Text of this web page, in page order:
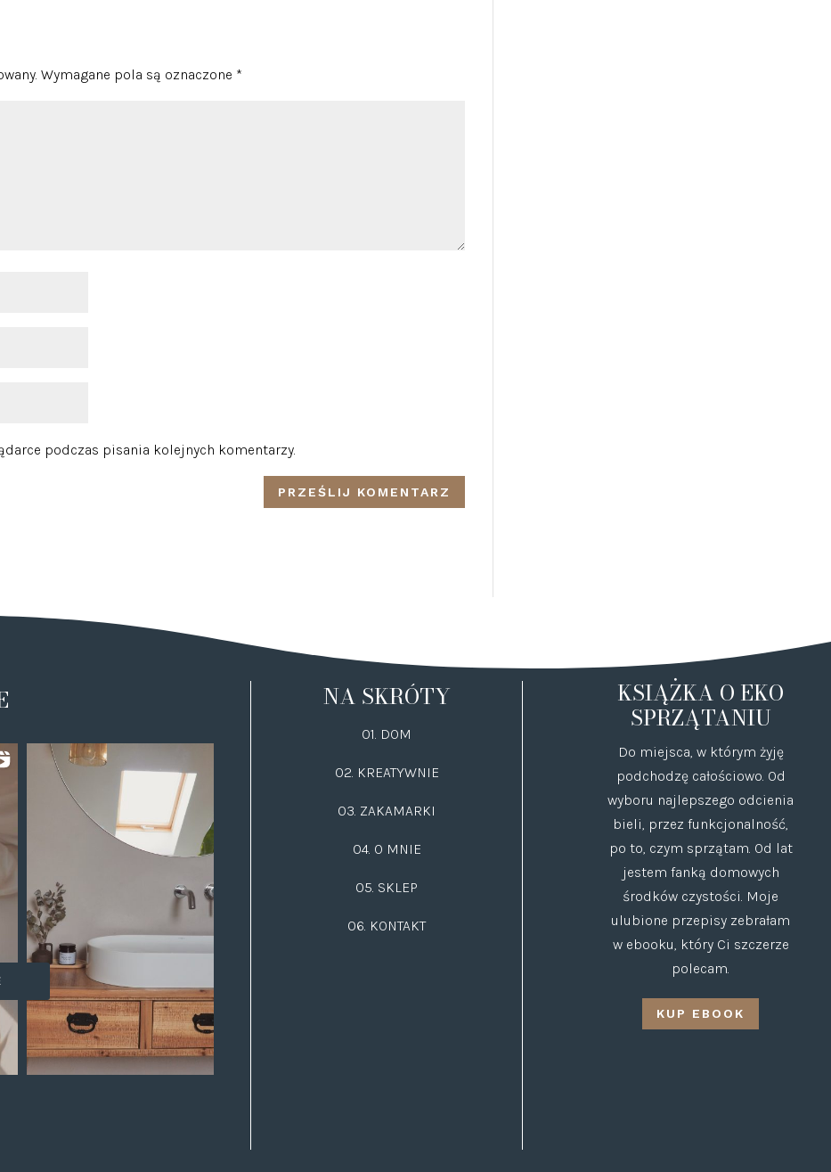
Wymagane pola są oznaczone *
podczas pisania kolejnych komentarzy.
NA SKRÓTY
01. DOM
02. KREATYWNIE
03. ZAKAMARKI
04. O MNIE
05. SKLEP
06. KONTAKT
KSIĄŻKA O EKO
SPRZĄTANIU
Do miejsca, w którym żyję
podchodzę całościowo. Od
wyboru najlepszego odcienia
bieli, przez funkcjonalność,
po to, czym sprzątam. Od lat
jestem fanką domowych
środków czystości. Moje
ulubione przepisy zebrałam
w ebooku, który Ci szczerze
polecam.
KUP EBOOK